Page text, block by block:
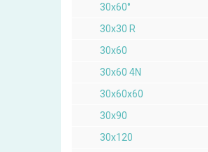
30x60°
30x30 R
30x60
30x60 4N
30x60x60
30x90
30x120